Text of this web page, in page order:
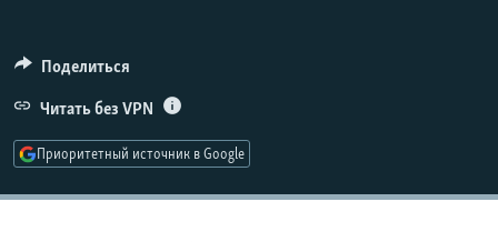
ПОДПИШИТЕСЬ НА РАССЫЛКУ
СОЦИАЛЬНЫЕ СЕТИ
Поделиться
Читать без VPN
Приоритетный источник в Google